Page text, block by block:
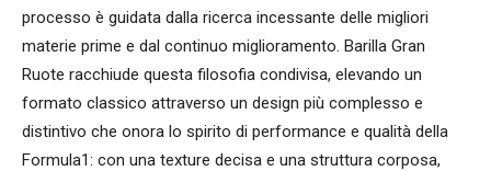
processo è guidata dalla ricerca incessante delle migliori
materie prime e dal continuo miglioramento. Barilla Gran
Ruote racchiude questa filosofia condivisa, elevando un
formato classico attraverso un design più complesso e
distintivo che onora lo spirito di performance e qualità della
Formula1: con una texture decisa e una struttura corposa,